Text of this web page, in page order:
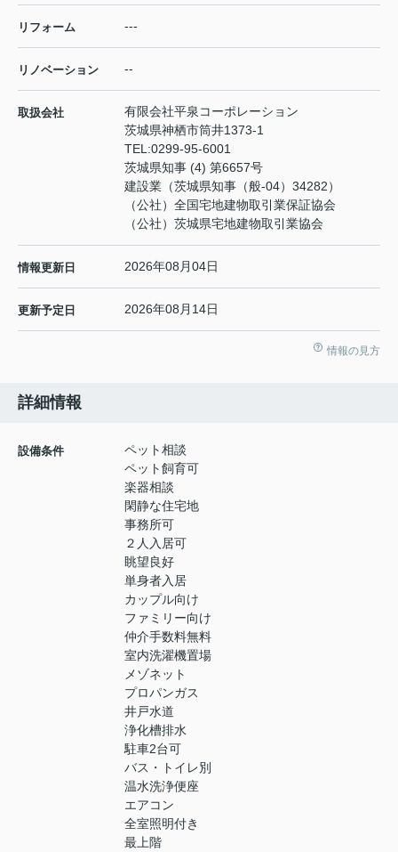
リフォーム ---
リノベーション --
取扱会社
有限会社平泉コーポレーション
茨城県神栖市筒井1373-1
TEL:0299-95-6001
茨城県知事 (4) 第6657号
建設業（茨城県知事（般-04）34282）
（公社）全国宅地建物取引業保証協会
（公社）茨城県宅地建物取引業協会
情報更新日 2026年08月04日
更新予定日 2026年08月14日
情報の見方
詳細情報
設備条件
ペット相談
ペット飼育可
楽器相談
閑静な住宅地
事務所可
２人入居可
眺望良好
単身者入居
カップル向け
ファミリー向け
仲介手数料無料
室内洗濯機置場
メゾネット
プロパンガス
井戸水道
浄化槽排水
駐車2台可
バス・トイレ別
温水洗浄便座
エアコン
全室照明付き
最上階